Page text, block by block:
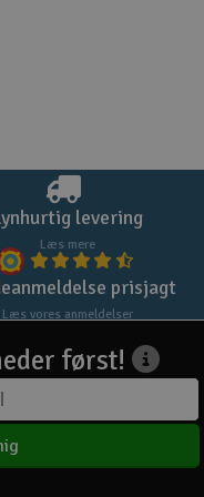
levering
Læs mere
prisjagt
Læs vores anmeldelser
først!